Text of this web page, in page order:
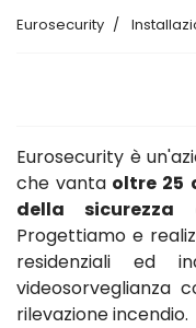
Eurosecurity
Eurosecurity è
che vanta oltre 25
della sicurezza
Progettiamo e
residenziali ed
videosorveglianza
rilevazione incendio.